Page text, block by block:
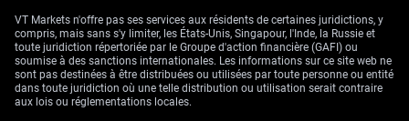
nouveau président Kevin Warsh. Si le marché anticipe désormais un
pivot accommodant, l’incertitude liée à ce changement de leadership
reste élevée, rendant les stratégies de volatilité attrayantes. Le VIX
évolue actuellement près d’un plus bas de 13, ce qui suggère que des
options profitant d’un mouvement ample du marché dans un sens
comme dans l’autre, telles que des straddles sur le SPY, sont sous-
valorisées à l’approche de l’annonce.
VT Markets n'offre pas ses services aux résidents de certaines juridictions, y
compris, mais sans s'y limiter, les États-Unis, Singapour, l'Inde, la Russie et
toute juridiction répertoriée par le Groupe d'action financière (GAFI) ou
soumise à des sanctions internationales. Les informations sur ce site web ne
sont pas destinées à être distribuées ou utilisées par toute personne ou entité
dans toute juridiction où une telle distribution ou utilisation serait contraire
aux lois ou réglementations locales.